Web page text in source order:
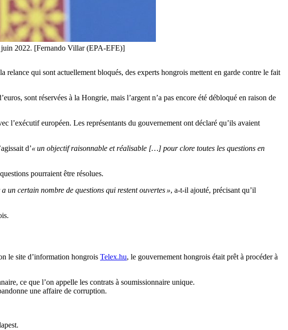
2022. [Fernando Villar (EPA-EFE)]
qui sont actuellement bloqués, des experts hongrois mettent en garde contre le fait
sont réservées à la Hongrie, mais l’argent n’a pas encore été débloqué en raison de
l’exécutif européen. Les représentants du gouvernement ont déclaré qu’ils avaient
d’« un objectif raisonnable et réalisable […] pour clore toutes les questions en
pourraient être résolues.
a un certain nombre de questions qui restent ouvertes », a-t-il ajouté, précisant qu’il
le site d’information hongrois Telex.hu, le gouvernement hongrois était prêt à procéder à
ce que l’on appelle les contrats à soumissionnaire unique.
une affaire de corruption.